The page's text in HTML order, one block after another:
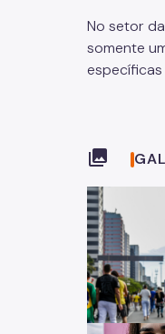
No setor
somente
específicas
collections